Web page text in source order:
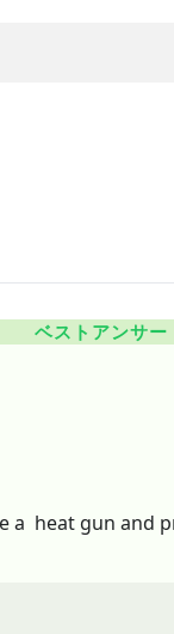
ベストアンサー
a heat gun and